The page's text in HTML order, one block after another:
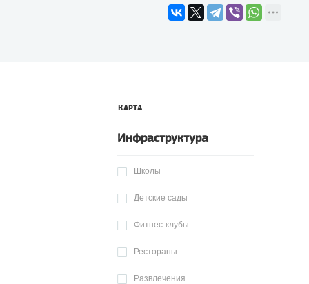
КАРТА
Инфраструктура
Школы
Детские сады
Фитнес-клубы
Рестораны
Развлечения